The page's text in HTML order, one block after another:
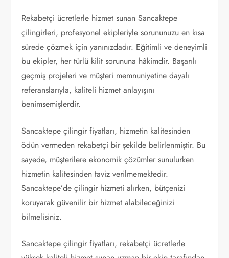
Rekabetçi ücretlerle hizmet sunan Sancaktepe
çilingirleri, profesyonel ekipleriyle sorununuzu en kısa
sürede çözmek için yanınızdadır. Eğitimli ve deneyimli
bu ekipler, her türlü kilit sorununa hâkimdir. Başarılı
geçmiş projeleri ve müşteri memnuniyetine dayalı
referanslarıyla, kaliteli hizmet anlayışını
benimsemişlerdir.
Sancaktepe çilingir fiyatları, hizmetin kalitesinden
ödün vermeden rekabetçi bir şekilde belirlenmiştir. Bu
sayede, müşterilere ekonomik çözümler sunulurken
hizmetin kalitesinden taviz verilmemektedir.
Sancaktepe’de çilingir hizmeti alırken, bütçenizi
koruyarak güvenilir bir hizmet alabileceğinizi
bilmelisiniz.
Sancaktepe çilingir fiyatları, rekabetçi ücretlerle